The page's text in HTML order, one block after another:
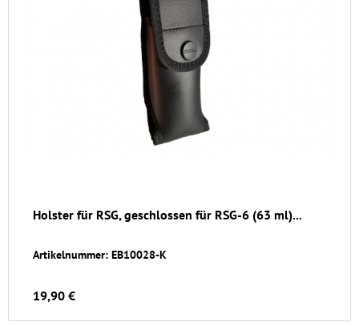
Holster für RSG, geschlossen für RSG-6 (63 ml)...
Artikelnummer: EB10028-K
19,90 €